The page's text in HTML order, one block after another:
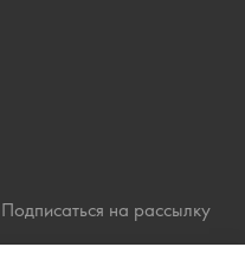
Подписаться на рассылку